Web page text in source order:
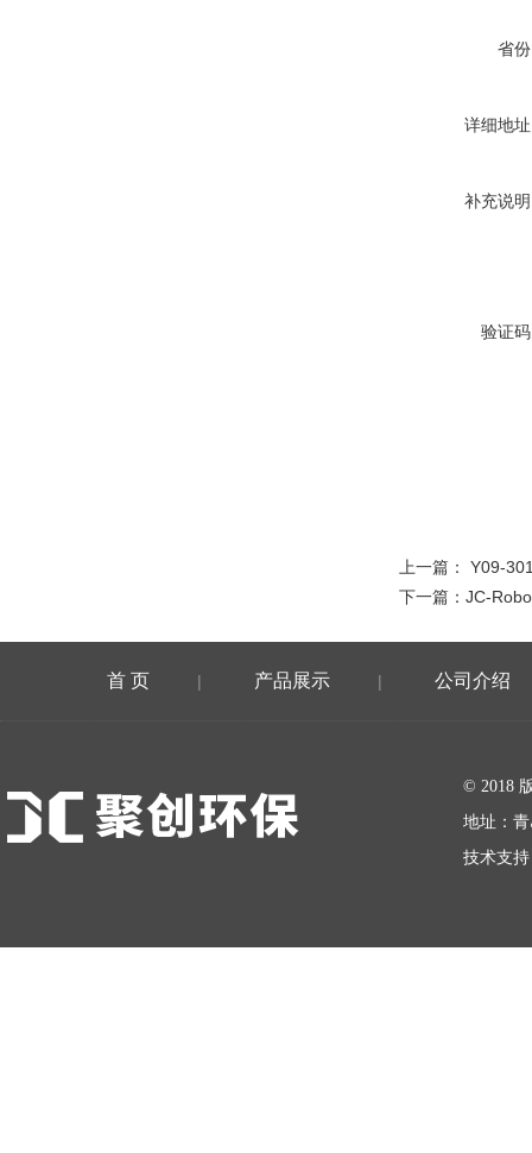
省
详细地
补充说
验证
上一篇： Y09-
下一篇： JC-
首 页 | 产品展示 | 公司介绍
© 2018
地址：
技术支